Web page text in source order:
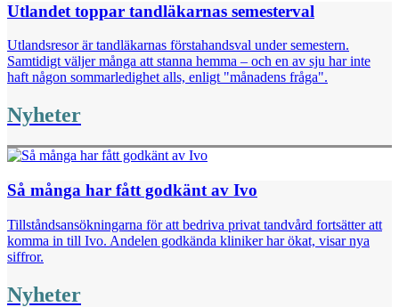
Utlandet toppar tandläkarnas semesterval
Utlandsresor är tandläkarnas förstahandsval under semestern.
Samtidigt väljer många att stanna hemma – och en av sju har inte
haft någon sommarledighet alls, enligt "månadens fråga".
Nyheter
Så många har fått godkänt av Ivo
Tillståndsansökningarna för att bedriva privat tandvård fortsätter att
komma in till Ivo. Andelen godkända kliniker har ökat, visar nya
siffror.
Nyheter